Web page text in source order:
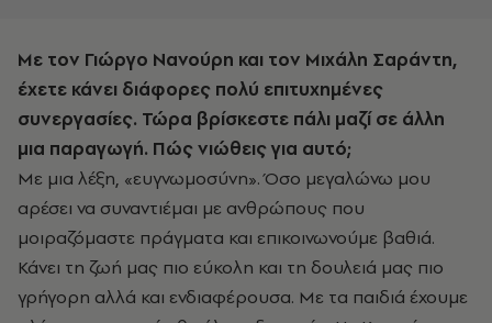
Με τον Γιώργο Νανούρη και τον Μιχάλη Σαράντη,
έχετε κάνει διάφορες πολύ επιτυχημένες
συνεργασίες. Τώρα βρίσκεστε πάλι μαζί σε άλλη
μια παραγωγή. Πώς νιώθεις για αυτό;
Με μια λέξη, «ευγνωμοσύνη». Όσο μεγαλώνω μου
αρέσει να συναντιέμαι με ανθρώπους που
μοιραζόμαστε πράγματα και επικοινωνούμε βαθιά.
Κάνει τη ζωή μας πιο εύκολη και τη δουλειά μας πιο
γρήγορη αλλά και ενδιαφέρουσα. Με τα παιδιά έχουμε